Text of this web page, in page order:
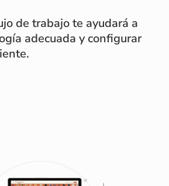
de trabajo te ayudará a
adecuada y configurar